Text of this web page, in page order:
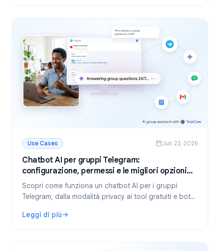
Use Cases Jun 23, 2026
Chatbot AI per gruppi Telegram:
configurazione, permessi e le migliori opzioni
per il 2026
Scopri come funziona un chatbot AI per i gruppi
Telegram, dalla modalità privacy ai tool gratuiti e bot
la tua community.
Leggi di più
: Chatbot AI per gruppi Telegram: configurazione,